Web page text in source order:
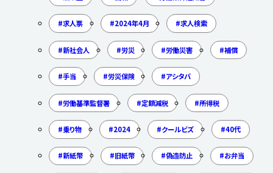
求人票 2024年4月 求人検索
新社会人 労災 労働災害 補償
手当 労災保険 アシタバ
労働基準監督署 定額減税 所得税
乗り物 2024 クールビズ 40代
新紙幣 旧紙幣 偽造防止 お弁当